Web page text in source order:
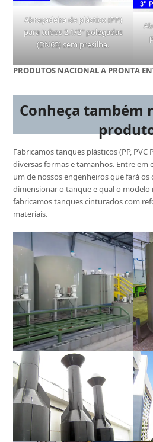
Abraçadeira de plástico (PP)
para tubos 2.1/2″ polegadas
(DN65) sem presilha.
PRODUTOS NACIONAL A PRONTA
Conheça também
Fabricamos tanques plásticos (PP, PVC
diversas formas e tamanhos. Entre
um de nossos engenheiros que fará os
dimensionar o tanque e qual o modelo
fabricamos tanques cinturados com
materiais.